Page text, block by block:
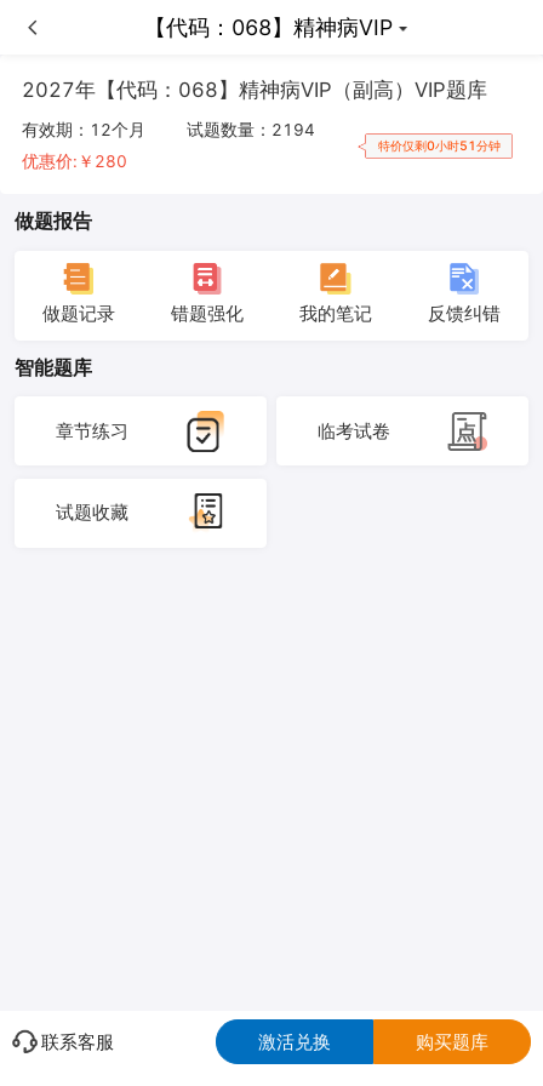
【代码：068】精神病VIP
【代码：068】精神病VIP
2027年【代码：068】精神病VIP（副高）VIP题库
有效期： 12个月
优惠价:￥ 280
试题数量： 2194
特价仅剩0小时51分钟
做题报告
做题记录 错题强化 我的笔记 反馈纠错
智能题库
章节练习 临考试卷
试题收藏
联系客服 激活兑换 购买题库